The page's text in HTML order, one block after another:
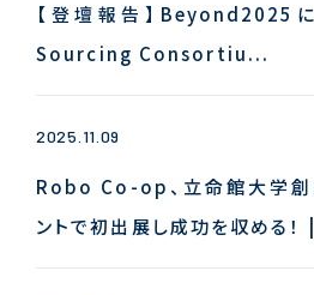
【登壇報告】
Sourcing Consortiu...
2025.11.09
Robo Co-op、立命館大学
ントで初出展し成功を収める